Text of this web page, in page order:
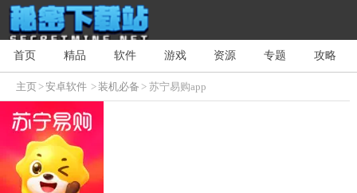
首页 精品 软件 游戏 资源 专题 攻略
主页>安卓软件 >装机必备 > 苏宁易购app